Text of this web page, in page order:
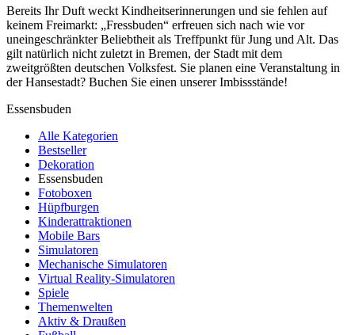
Bereits Ihr Duft weckt Kindheitserinnerungen und sie fehlen auf
keinem Freimarkt: „Fressbuden“ erfreuen sich nach wie vor
uneingeschränkter Beliebtheit als Treffpunkt für Jung und Alt. Das
gilt natürlich nicht zuletzt in Bremen, der Stadt mit dem
zweitgrößten deutschen Volksfest. Sie planen eine Veranstaltung in
der Hansestadt? Buchen Sie einen unserer Imbissstände!
Essensbuden
Alle Kategorien
Bestseller
Dekoration
Essensbuden
Fotoboxen
Hüpfburgen
Kinderattraktionen
Mobile Bars
Simulatoren
Mechanische Simulatoren
Virtual Reality-Simulatoren
Spiele
Themenwelten
Aktiv & Draußen